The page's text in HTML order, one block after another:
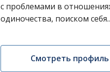
с проблемами в
одиночества, поиском
Смотреть профиль